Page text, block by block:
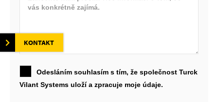
KONTAKT
Odesláním souhlasím s tím, že společnost Turck
Vilant Systems uloží a zpracuje moje údaje.